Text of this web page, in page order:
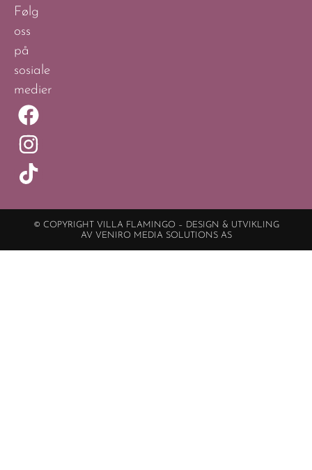
Følg
oss
på
sosiale
medier
© COPYRIGHT VILLA FLAMINGO – DESIGN & UTVIKLING
AV VENIRO MEDIA SOLUTIONS AS